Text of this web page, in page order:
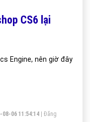
CS6 lại
Engine, nên giờ đây
08-06 11:54:14
Đăng